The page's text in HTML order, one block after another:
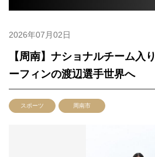
2026年07月02日
【周南】ナショナルチーム
ーフィンの渡辺選手世界へ
スポーツ 周南市